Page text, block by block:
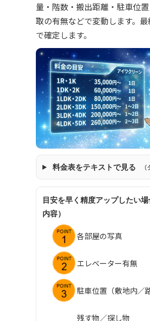
量・階数・搬出距離・駐車位
取の有無などで変動します。
で確定します。
料金表をテキストで見る
目安を早く精度アップしたい
内容）
各部屋の写真
エレベーター有無
駐車位置（敷地内／
残す物／探し物